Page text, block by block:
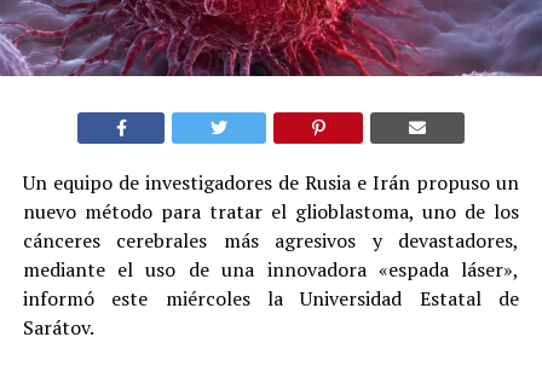
Un equipo de investigadores de Rusia e Irán propuso un
nuevo método para tratar el glioblastoma, uno de los
cánceres cerebrales más agresivos y devastadores,
mediante el uso de una innovadora «espada láser»,
informó este miércoles la Universidad Estatal de
Sarátov.